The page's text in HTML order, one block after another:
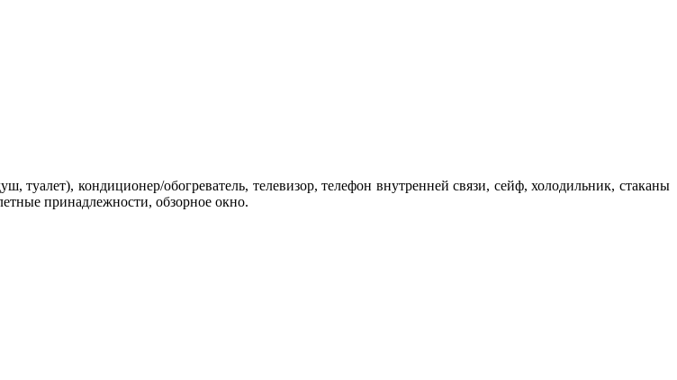
туалет), кондиционер/обогреватель, телевизор, телефон внутренней связи, сейф, холодильник, стаканы
принадлежности, обзорное окно.